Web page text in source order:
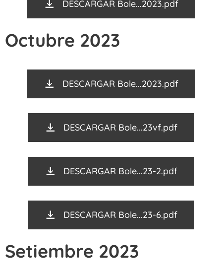
DESCARGAR Bole...2023.pdf
Octubre 2023
DESCARGAR Bole...2023.pdf
DESCARGAR Bole...23vf.pdf
DESCARGAR Bole...23-2.pdf
DESCARGAR Bole...23-6.pdf
Setiembre 2023